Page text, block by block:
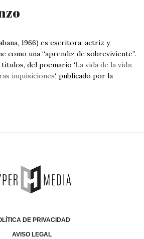
1966) es escritora, actriz y
como una “aprendiz de sobreviviente”.
del poemario ‘La vida de la vida:
inquisiciones‘, publicado por la
DE PRIVACIDAD
AVISO LEGAL